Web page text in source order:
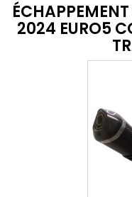
2024 EURO5